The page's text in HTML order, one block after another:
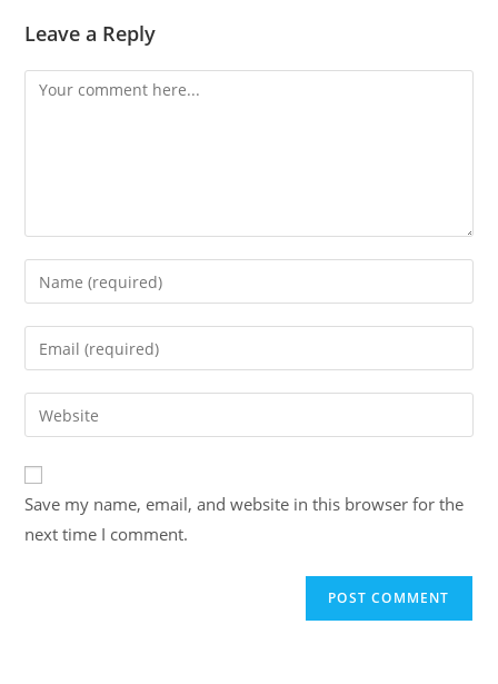
Leave a Reply
Comment
Enter
your
name
comment
Enter
your
email
address
comment
Enter
your
website
URL
(optional)
Save my name, email, and website in this browser for the
next time I comment.